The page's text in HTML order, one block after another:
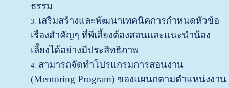
ธรรม
เสริมสร้างและพัฒนาเทคนิคการกำหนดหัวข้อ
เรื่องสำคัญๆ ที่พี่เลี้ยงต้องสอนและแนะนำน้อง
เลี้ยงได้อย่างมีประสิทธิภาพ
สามารถจัดทำโปรแกรมการสอนงาน
(Mentoring Program) ของแผนกตามตำแหน่งงาน